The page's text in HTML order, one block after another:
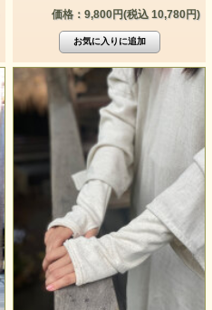
価格：9,800円(税込 10,780円)